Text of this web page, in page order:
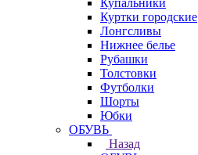
Купальники
Куртки городские
Лонгсливы
Нижнее белье
Рубашки
Толстовки
Футболки
Шорты
Юбки
ОБУВЬ
Назад